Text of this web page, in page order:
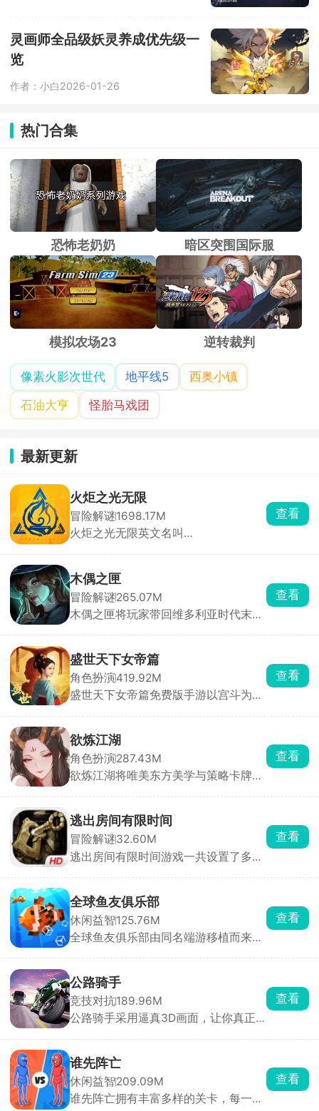
灵画师全品级妖灵养成优先级一
览
作者：小白2026-01-26
热门合集
恐怖老奶奶 暗区突围国际服
模拟农场23 逆转裁判
像素火影次世代 地平线5
西奥小镇
石油大亨
怪胎马戏团
最新更新
火炬之光无限
冒险解谜1698.17M
火炬之光无限英文名叫
200年后，Ember Tech席卷Leptis，黑
暗却悄然吞噬生命。玩家将携手精英英
雄团队，踏上对抗黑暗、恢复光明的征
途。游戏提供5大独特英雄、24种天
查看
木偶之匣
冒险解谜265.07M
木偶之匣将玩家带回维多利亚时代末期
的木偶庄园。随着深入探索，索恩家族
消失的惊天秘密逐渐揭开面纱。游戏采
用碎片化叙事方式，剧情并非单一线性
展开，而是需要你通过收集线索、破解
查看
盛世天下女帝篇
角色扮演419.92M
盛世天下女帝篇免费版手游以宫斗为
这个盛唐世纪之中挣扎成长，在特定的
剧情对话环节当中选择相应的对话选项
来触发不同的对话内容，不同的选择后
续所解锁的剧情也会不同，运筹帷幄，
查看
欲炼江湖
角色扮演287.43M
欲炼江湖将唯美东方美学与策略卡牌战
组建专属最强阵容，闯荡武林称霸天
下。战斗中可合理组合侠客羁绊与技
能，打出流畅连招与爆发输出，最大化
队伍战力。前期跟随主线任务推进即可
查看
逃出房间有限时间
冒险解谜32.60M
逃出房间有限时间游戏一共设置了多个
脱冒险。探索过程中，你要细心搜寻场
景内的各类道具，合理利用游戏给出的
提示，借助道具与场景物件互动，一步
步突破多个相连房室的封锁，揭开场景
查看
全球鱼友俱乐部
休闲益智125.76M
全球鱼友俱乐部由同名端游移植而来，
考，你只需要钓起各种各样的小鱼，解
锁图鉴，还能让同种鱼群繁殖后代。超
多鱼缸主题任你挑选，搭配丰富装饰物
打造专属水族箱，画面精致、氛围温馨
查看
公路骑手
竞技对抗189.96M
公路骑手采用逼真3D画面，让你真正
业模式与任务挑战，带来沉浸式驾驶体
验。你将驾驶摩托车在城市与公路上高
速穿行，通过超车、逆向驾驶赚取分数
与现金，车速越快得分越高。赚取的奖
查看
谁先阵亡
休闲益智209.09M
谁先阵亡拥有丰富多样的关卡，每一关
查看